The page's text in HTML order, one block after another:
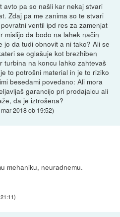
avto pa so našli kar nekaj stvari
Zdaj pa me zanima so te stvari
ventil ipd res za zamenjat
mislijo da bodo na lahek način
jo da tudi obnovit a ni tako? Ali se
se oglašuje kot brezhiben
turbina na koncu lahko zahtevaš
to potrošni material in je to riziko
besedami povedano: Ali mora
garancijo pri prodajalcu ali
da je iztrošena?
mar 2018 ob 19:52)
mehaniku, neuradnemu.
)